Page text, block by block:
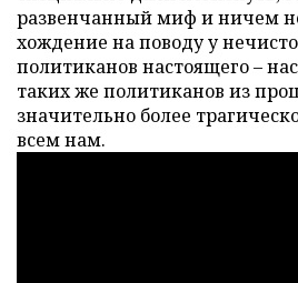
развенчанный миф и ничем
хождение на поводу у
политиканов настоящего –
таких же политиканов из
значительно более
всем нам.